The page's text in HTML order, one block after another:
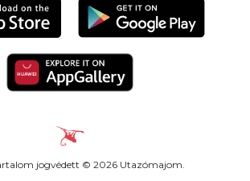
jogvédett © 2026 Utazómajom.